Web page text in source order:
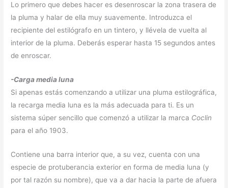
Lo primero que debes hacer es desenroscar la zona trasera de
la pluma y halar de ella muy suavemente. Introduzca el
recipiente del estilógrafo en un tintero, y llévela de vuelta al
interior de la pluma. Deberás esperar hasta 15 segundos antes
de enroscar.
-Carga media luna
Si apenas estás comenzando a utilizar una pluma estilográfica,
la recarga media luna es la más adecuada para ti. Es un
sistema súper sencillo que comenzó a utilizar la marca Coclin
para el año 1903.
Contiene una barra interior que, a su vez, cuenta con una
especie de protuberancia exterior en forma de media luna (y
por tal razón su nombre), que va a dar hacia la parte de afuera